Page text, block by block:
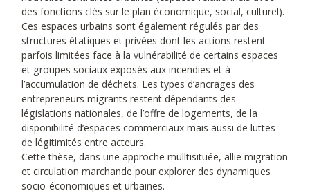
des fonctions clés sur le plan économique, social, culturel).
Ces espaces urbains sont également régulés par des
structures étatiques et privées dont les actions restent
parfois limitées face à la vulnérabilité de certains espaces
et groupes sociaux exposés aux incendies et à
l’accumulation de déchets. Les types d’ancrages des
entrepreneurs migrants restent dépendants des
législations nationales, de l’offre de logements, de la
disponibilité d’espaces commerciaux mais aussi de luttes
de légitimités entre acteurs.
Cette thèse, dans une approche mulltisituée, allie migration
et circulation marchande pour explorer des dynamiques
socio-économiques et urbaines.